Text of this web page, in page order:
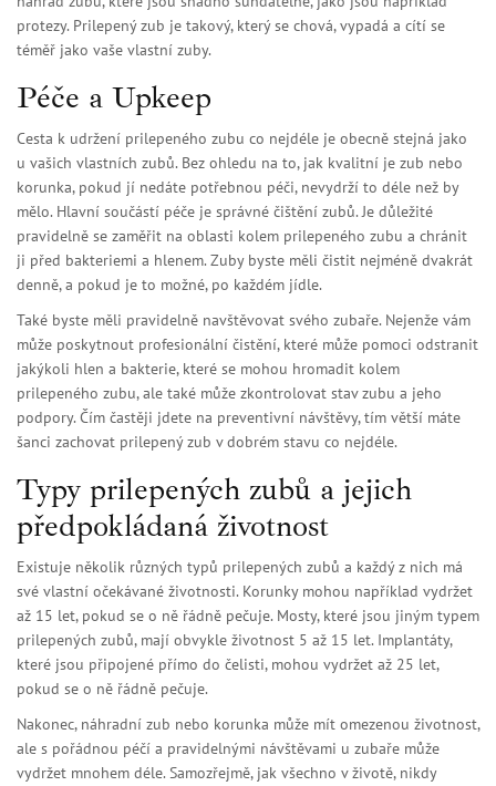
protezy. Prilepený zub je takový, který se chová, vypadá a cítí se
téměř jako vaše vlastní zuby.
Péče a Upkeep
Cesta k udržení prilepeného zubu co nejdéle je obecně stejná jako
u vašich vlastních zubů. Bez ohledu na to, jak kvalitní je zub nebo
korunka, pokud jí nedáte potřebnou péči, nevydrží to déle než by
mělo. Hlavní součástí péče je správné čištění zubů. Je důležité
pravidelně se zaměřit na oblasti kolem prilepeného zubu a chránit
ji před bakteriemi a hlenem. Zuby byste měli čistit nejméně dvakrát
denně, a pokud je to možné, po každém jídle.
Také byste měli pravidelně navštěvovat svého zubaře. Nejenže vám
může poskytnout profesionální čistění, které může pomoci odstranit
jakýkoli hlen a bakterie, které se mohou hromadit kolem
prilepeného zubu, ale také může zkontrolovat stav zubu a jeho
podpory. Čím častěji jdete na preventivní návštěvy, tím větší máte
šanci zachovat prilepený zub v dobrém stavu co nejdéle.
Typy prilepených zubů a jejich
předpokládaná životnost
Existuje několik různých typů prilepených zubů a každý z nich má
své vlastní očekávané životnosti. Korunky mohou například vydržet
až 15 let, pokud se o ně řádně pečuje. Mosty, které jsou jiným typem
prilepených zubů, mají obvykle životnost 5 až 15 let. Implantáty,
které jsou připojené přímo do čelisti, mohou vydržet až 25 let,
pokud se o ně řádně pečuje.
Nakonec, náhradní zub nebo korunka může mít omezenou životnost,
ale s pořádnou péčí a pravidelnými návštěvami u zubaře může
vydržet mnohem déle. Samozřejmě, jak všechno v životě, nikdy